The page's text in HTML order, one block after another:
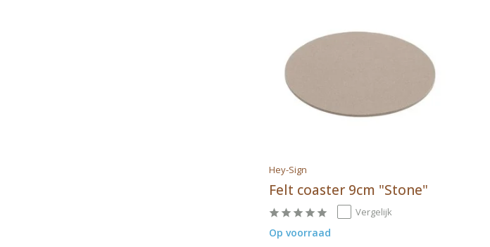
Hey-Sign
Felt coaster 9cm "Stone"
Vergelijk
Op voorraad